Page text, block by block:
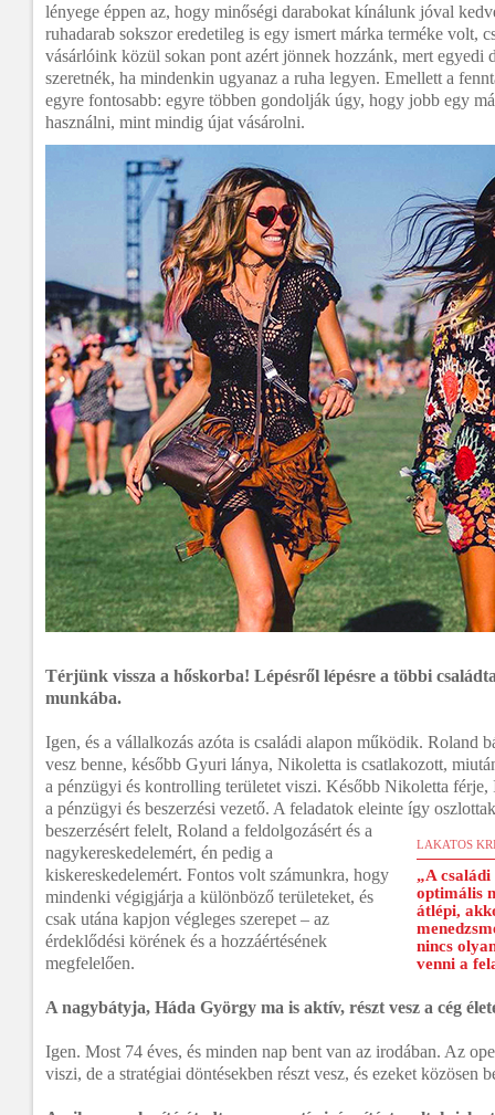
lényege éppen az, hogy minőségi darabokat kínálunk jóval
ruhadarab sokszor eredetileg is egy ismert márka terméke volt,
vásárlóink közül sokan pont azért jönnek hozzánk, mert egyedi
szeretnék, ha mindenkin ugyanaz a ruha legyen. Emellett a
egyre fontosabb: egyre többen gondolják úgy, hogy jobb egy
használni, mint mindig újat vásárolni.
Térjünk vissza a hőskorba! Lépésről lépésre a többi
munkába.
Igen, és a vállalkozás azóta is családi alapon működik. Roland
vesz benne, később Gyuri lánya, Nikoletta is csatlakozott,
a pénzügyi és kontrolling területet viszi. Később Nikoletta férje,
a pénzügyi és beszerzési vezető. A feladatok eleinte így
LAKATOS
„A
optimális
átlépi,
nincs
venni a
beszerzésért felelt, Roland a feldolgozásért és a
nagykereskedelemért, én pedig a
kiskereskedelemért. Fontos volt számunkra, hogy
mindenki végigjárja a különböző területeket, és
csak utána kapjon végleges szerepet – az
érdeklődési körének és a hozzáértésének
megfelelően.
A nagybátyja, Háda György ma is aktív, részt vesz a cég
Igen. Most 74 éves, és minden nap bent van az irodában. Az
viszi, de a stratégiai döntésekben részt vesz, és ezeket közösen